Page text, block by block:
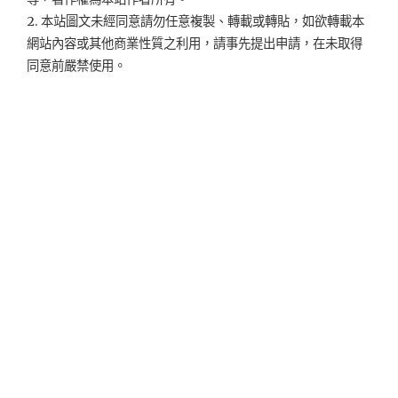
2. 本站圖文未經同意請勿任意複製、轉載或轉貼，如欲轉載本
網站內容或其他商業性質之利用，請事先提出申請，在未取得
同意前嚴禁使用。